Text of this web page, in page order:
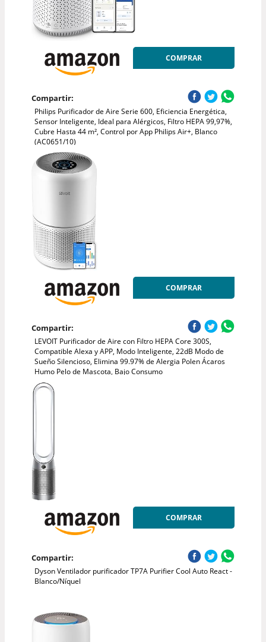
COMPRAR
Compartir:
Philips Purificador de Aire Serie 600, Eficiencia Energética,
Sensor Inteligente, Ideal para Alérgicos, Filtro HEPA 99,97%,
Cubre Hasta 44 m², Control por App Philips Air+, Blanco
(AC0651/10)
COMPRAR
Compartir:
LEVOIT Purificador de Aire con Filtro HEPA Core 300S,
Compatible Alexa y APP, Modo Inteligente, 22dB Modo de
Sueño Silencioso, Elimina 99.97% de Alergia Polen Ácaros
Humo Pelo de Mascota, Bajo Consumo
COMPRAR
Compartir:
Dyson Ventilador purificador TP7A Purifier Cool Auto React -
Blanco/Níquel